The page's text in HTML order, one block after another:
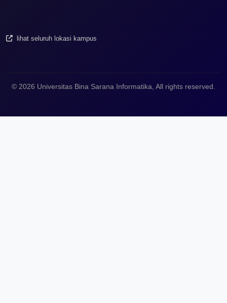
lihat seluruh lokasi kampus
© 2026 Universitas Bina Sarana Informatika, All rights reserved.